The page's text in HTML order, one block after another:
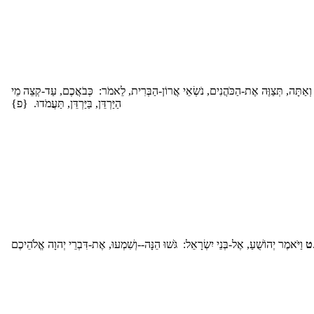
וְאַתָּה, תְּצַוֶּה אֶת-הַכֹּהֲנִים, נֹשְׂאֵי אֲרוֹן-הַבְּרִית, לֵאמֹר: כְּבֹאֲכֶם, עַד-קְצֵה מֵי
הַיַּרְדֵּן, בַּיַּרְדֵּן, תַּעֲמֹדוּ. {פ}
טאֶת-דִּבְרֵי יְהוָה אֱלֹהֵיכֶם.